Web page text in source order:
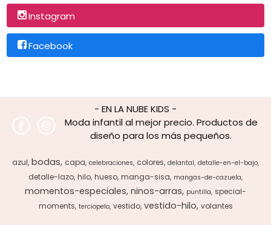
Instagram
Facebook
- EN LA NUBE KIDS -
Moda infantil al mejor precio. Productos de
diseño para los más pequeños.
azul bodas capa celebraciones colores delantal detalle-en-el-bajo
detalle-lazo hilo hueso manga-sisa mangas-de-cazuela
momentos-especiales ninos-arras puntilla special-
moments terciopelo vestido vestido-hilo volantes